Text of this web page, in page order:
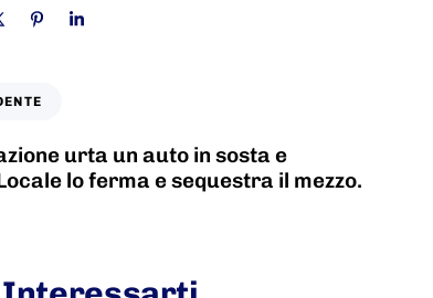
urta un auto in sosta e
lo ferma e sequestra il mezzo.